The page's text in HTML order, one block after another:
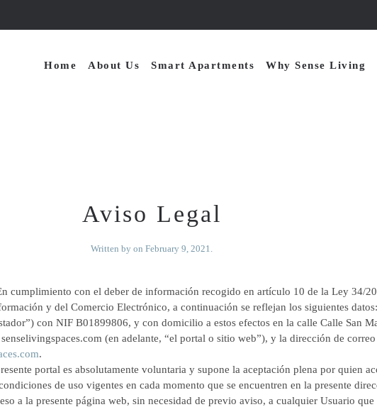
Home About Us Smart Apartments Why Sense Living
Aviso Legal
Written by on February 9, 2021.
cumplimiento con el deber de información recogido en artículo 10 de la Ley 34/
y del Comercio Electrónico, a continuación se reflejan los siguientes datos:
con NIF B01899806, y con domicilio a estos efectos en la calle Calle San
(en adelante, “el portal o sitio web”), y la dirección de
.
portal es absolutamente voluntaria y supone la aceptación plena por quien
de uso vigentes en cada momento que se encuentren en la presente
a la presente página web, sin necesidad de previo aviso, a cualquier Usuario